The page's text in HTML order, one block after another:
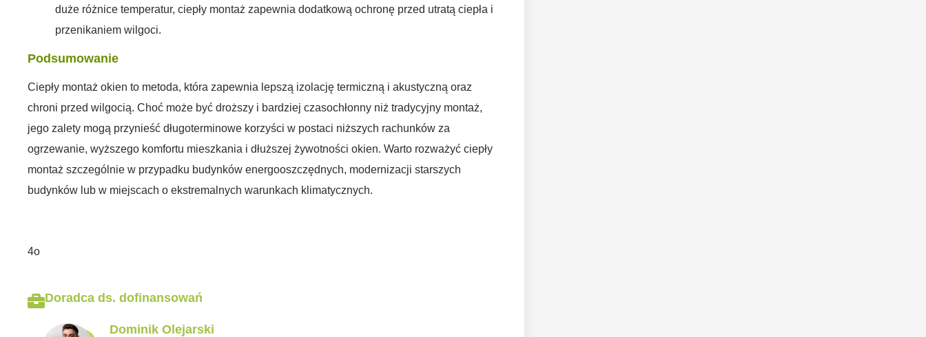
duże różnice temperatur, ciepły montaż zapewnia dodatkową ochronę przed utratą ciepła i
przenikaniem wilgoci.
Podsumowanie
Ciepły montaż okien to metoda, która zapewnia lepszą izolację termiczną i akustyczną oraz
chroni przed wilgocią. Choć może być droższy i bardziej czasochłonny niż tradycyjny montaż,
jego zalety mogą przynieść długoterminowe korzyści w postaci niższych rachunków za
ogrzewanie, wyższego komfortu mieszkania i dłuższej żywotności okien. Warto rozważyć ciepły
montaż szczególnie w przypadku budynków energooszczędnych, modernizacji starszych
budynków lub w miejscach o ekstremalnych warunkach klimatycznych.
4o
Doradca ds. dofinansowań
Dominik Olejarski